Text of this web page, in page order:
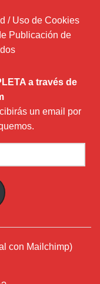
/ Uso de Cookies
Publicación de
a través de
un email por
con Mailchimp)